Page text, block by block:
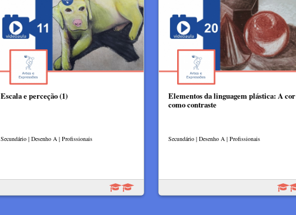
Escala e perceção (1)
Secundário | Desenho A | Profissionais
Elementos da linguagem plástica: A cor
como contraste
Secundário | Desenho A | Profissionais